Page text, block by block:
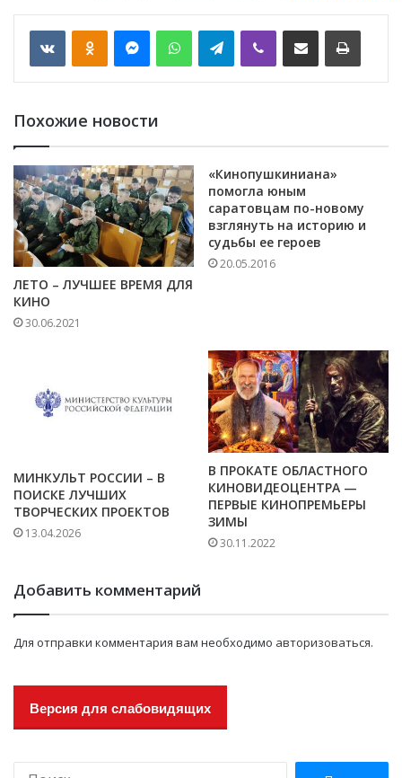
VKontakte WhatsApp Telegram
Похожие новости
ЛЕТО – ЛУЧШЕЕ ВРЕМЯ ДЛЯ
КИНО
30.06.2021
«Кинопушкиниана»
помогла юным
саратовцам по-новому
взглянуть на историю и
судьбы ее героев
20.05.2016
МИНКУЛЬТ РОССИИ – В
ПОИСКЕ ЛУЧШИХ
ТВОРЧЕСКИХ ПРОЕКТОВ
13.04.2026
В ПРОКАТЕ ОБЛАСТНОГО
КИНОВИДЕОЦЕНТРА —
ПЕРВЫЕ КИНОПРЕМЬЕРЫ
ЗИМЫ
30.11.2022
Добавить комментарий
Для отправки комментария вам необходимо авторизоваться.
Версия для слабовидящих